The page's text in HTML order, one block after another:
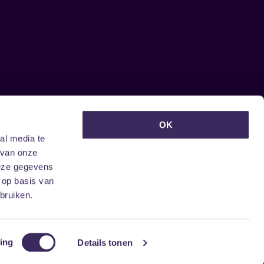
media te
onze
gegevens
basis van
Details tonen
OK
ontvangen?